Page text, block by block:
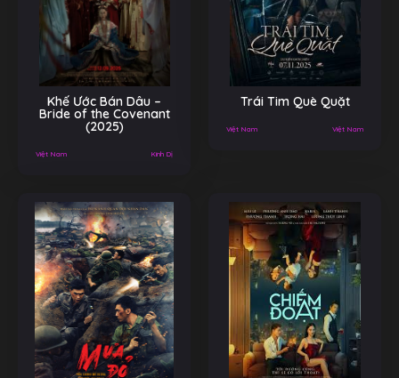
Khế Ước Bán Dâu –
Bride of the Covenant
(2025)
Việt Nam Kinh Dị
Trái Tim Què Quặt
Việt Nam Việt Nam